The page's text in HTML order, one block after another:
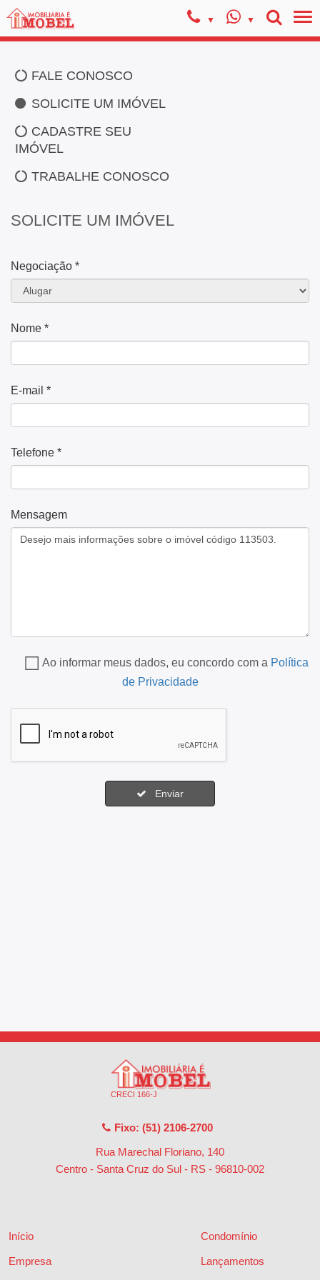
FALE CONOSCO
SOLICITE UM IMÓVEL
CADASTRE SEU
IMÓVEL
TRABALHE CONOSCO
SOLICITE UM IMÓVEL
Negociação *
Nome *
E-mail *
Telefone *
Mensagem
Ao informar meus dados, eu concordo com a Política
de Privacidade
Enviar
CRECI 166-J
Fixo: (51) 2106-2700
Rua Marechal Floriano, 140
Centro - Santa Cruz do Sul - RS - 96810-002
Início
Empresa
Condomínio
Lançamentos